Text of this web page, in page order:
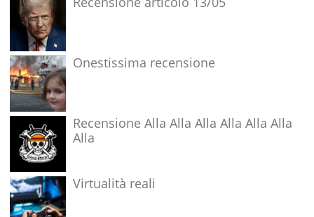
Onestissima recensione
Recensione Alla Alla Alla Alla Alla Alla
Alla
Virtualità reali